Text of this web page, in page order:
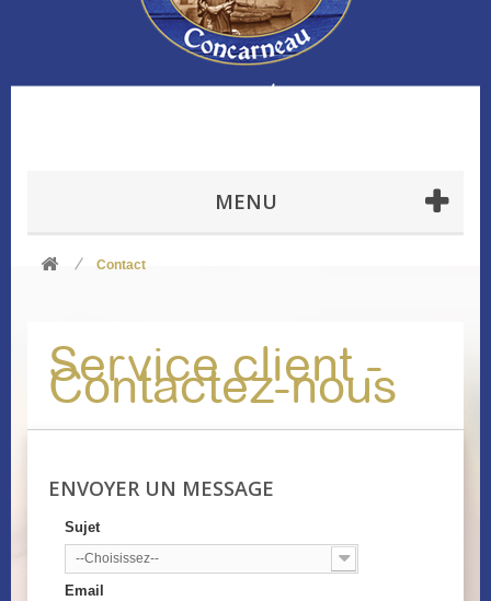
MENU
Contact
Service client -
Contactez-nous
ENVOYER UN MESSAGE
Sujet
--Choisissez--
Email